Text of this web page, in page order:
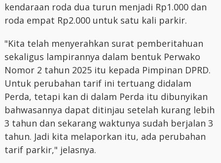
kendaraan roda dua turun menjadi Rp1.000 dan
roda empat Rp2.000 untuk satu kali parkir.
"Kita telah menyerahkan surat pemberitahuan
sekaligus lampirannya dalam bentuk Perwako
Nomor 2 tahun 2025 itu kepada Pimpinan DPRD.
Untuk perubahan tarif ini tertuang didalam
Perda, tetapi kan di dalam Perda itu dibunyikan
bahwasannya dapat ditinjau setelah kurang lebih
3 tahun dan sekarang waktunya sudah berjalan 3
tahun. Jadi kita melaporkan itu, ada perubahan
tarif parkir," jelasnya.